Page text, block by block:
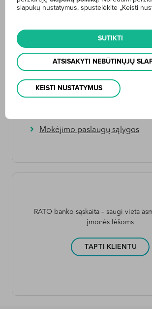
galiojančius grynųjų pinigų išmokėjimo iš
Internetinė bankininkystė
Sąskaitos
Mokėjimo paslaugų sąlygos
RATO banko sąskaita – saugi vieta
įmonės lėšoms
TAPTI KLIENTU
slapukų nustatymus, spustelėkite „Keisti
SUTIKTI
ATSISAKYTI NEBŪTINŲJŲ
KEISTI NUSTATYMUS